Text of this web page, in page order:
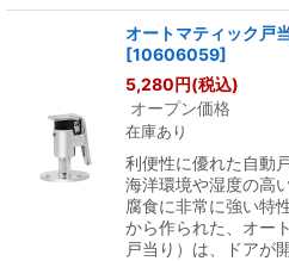
オートマティック戸
[10606059]
5,280円(税込)
オープン価格
在庫あり
利便性に優れた自動
海洋環境や湿度の高
腐食に非常に強い特
から作られた、オー
戸当り）は、ドアが